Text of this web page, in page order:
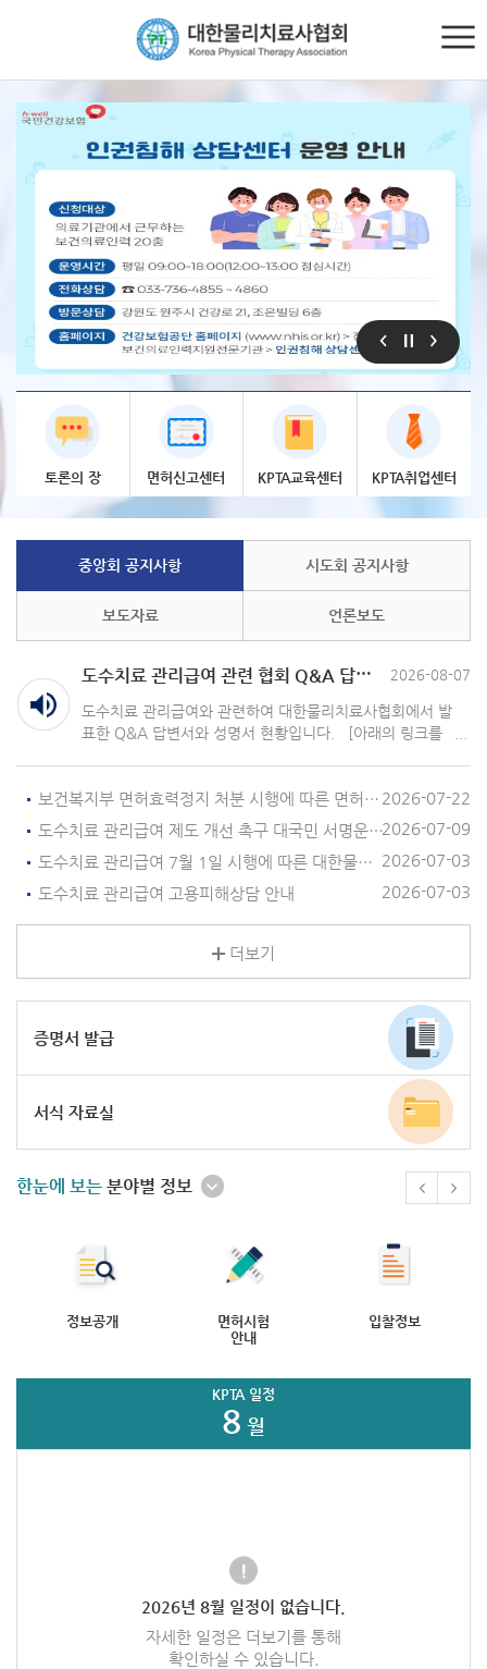
토론의 장 면허신고센터 KPTA교육센터 KPTA취업센터
중앙회 공지사항 시도회 공지사항
보도자료 언론보도
도수치료 관리급여 관련 협회 Q&A 답변 및 성명서 현황 2026-08-07
도수치료 관리급여와 관련하여 대한물리치료사협회에서 발
표한 Q&A 답변서와 성명서 현황입니다. [아래의 링크를
② 도수치료 관리급여 7월 1일 시행에 따른 대한물리치료
사협회 성명서(26.6.17) https://m.site.naver.com/2e2E
5 ③ 7월 1일 도수치료 관리급여 시행 관련 협회 진행 경
과 및 강력 대응 방안 성명서(26.6.16.) https://m.site.nav
er.com/2e2Eb ④ 도수치료 관리급여 관련 간담회 결과
성명서(26.6.15.) https://m.site.naver.com/2e2Eh ⑤
건강보험정책심의위원회 도수치료 관리급여 강행 관련 대
한물리치료사협회의 강력 규탄 및 총력 대응 성명서 (26.6.
보건복지부 면허효력정지 처분 시행에 따른 면허신고 안내 2026-07-22
도수치료 관리급여 제도 개선 촉구 대국민 서명운동 및 피해사례 수집 안내2026-07-09
도수치료 관리급여 7월 1일 시행에 따른 대한물리치료사협회 성명서
2026-07-03
도수치료 관리급여 고용피해상담 안내
2026-07-03
더보기
증명서 발급
서식 자료실
한눈에 보는 분야별 정보
정보공개
면허시험
안내
입찰정보
KPTA 일정
8 월
2026년 8월 일정이 없습니다.
자세한 일정은 더보기를 통해
확인하실 수 있습니다.